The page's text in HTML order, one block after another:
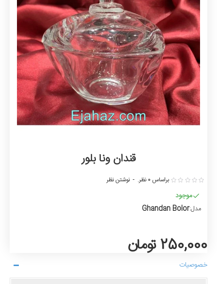
قندان ونا بلور
موجود
مدل:Ghandan Bolor
براساس 0 نظر. - نوشتن نظر
250,000 تومان
خصوصیات